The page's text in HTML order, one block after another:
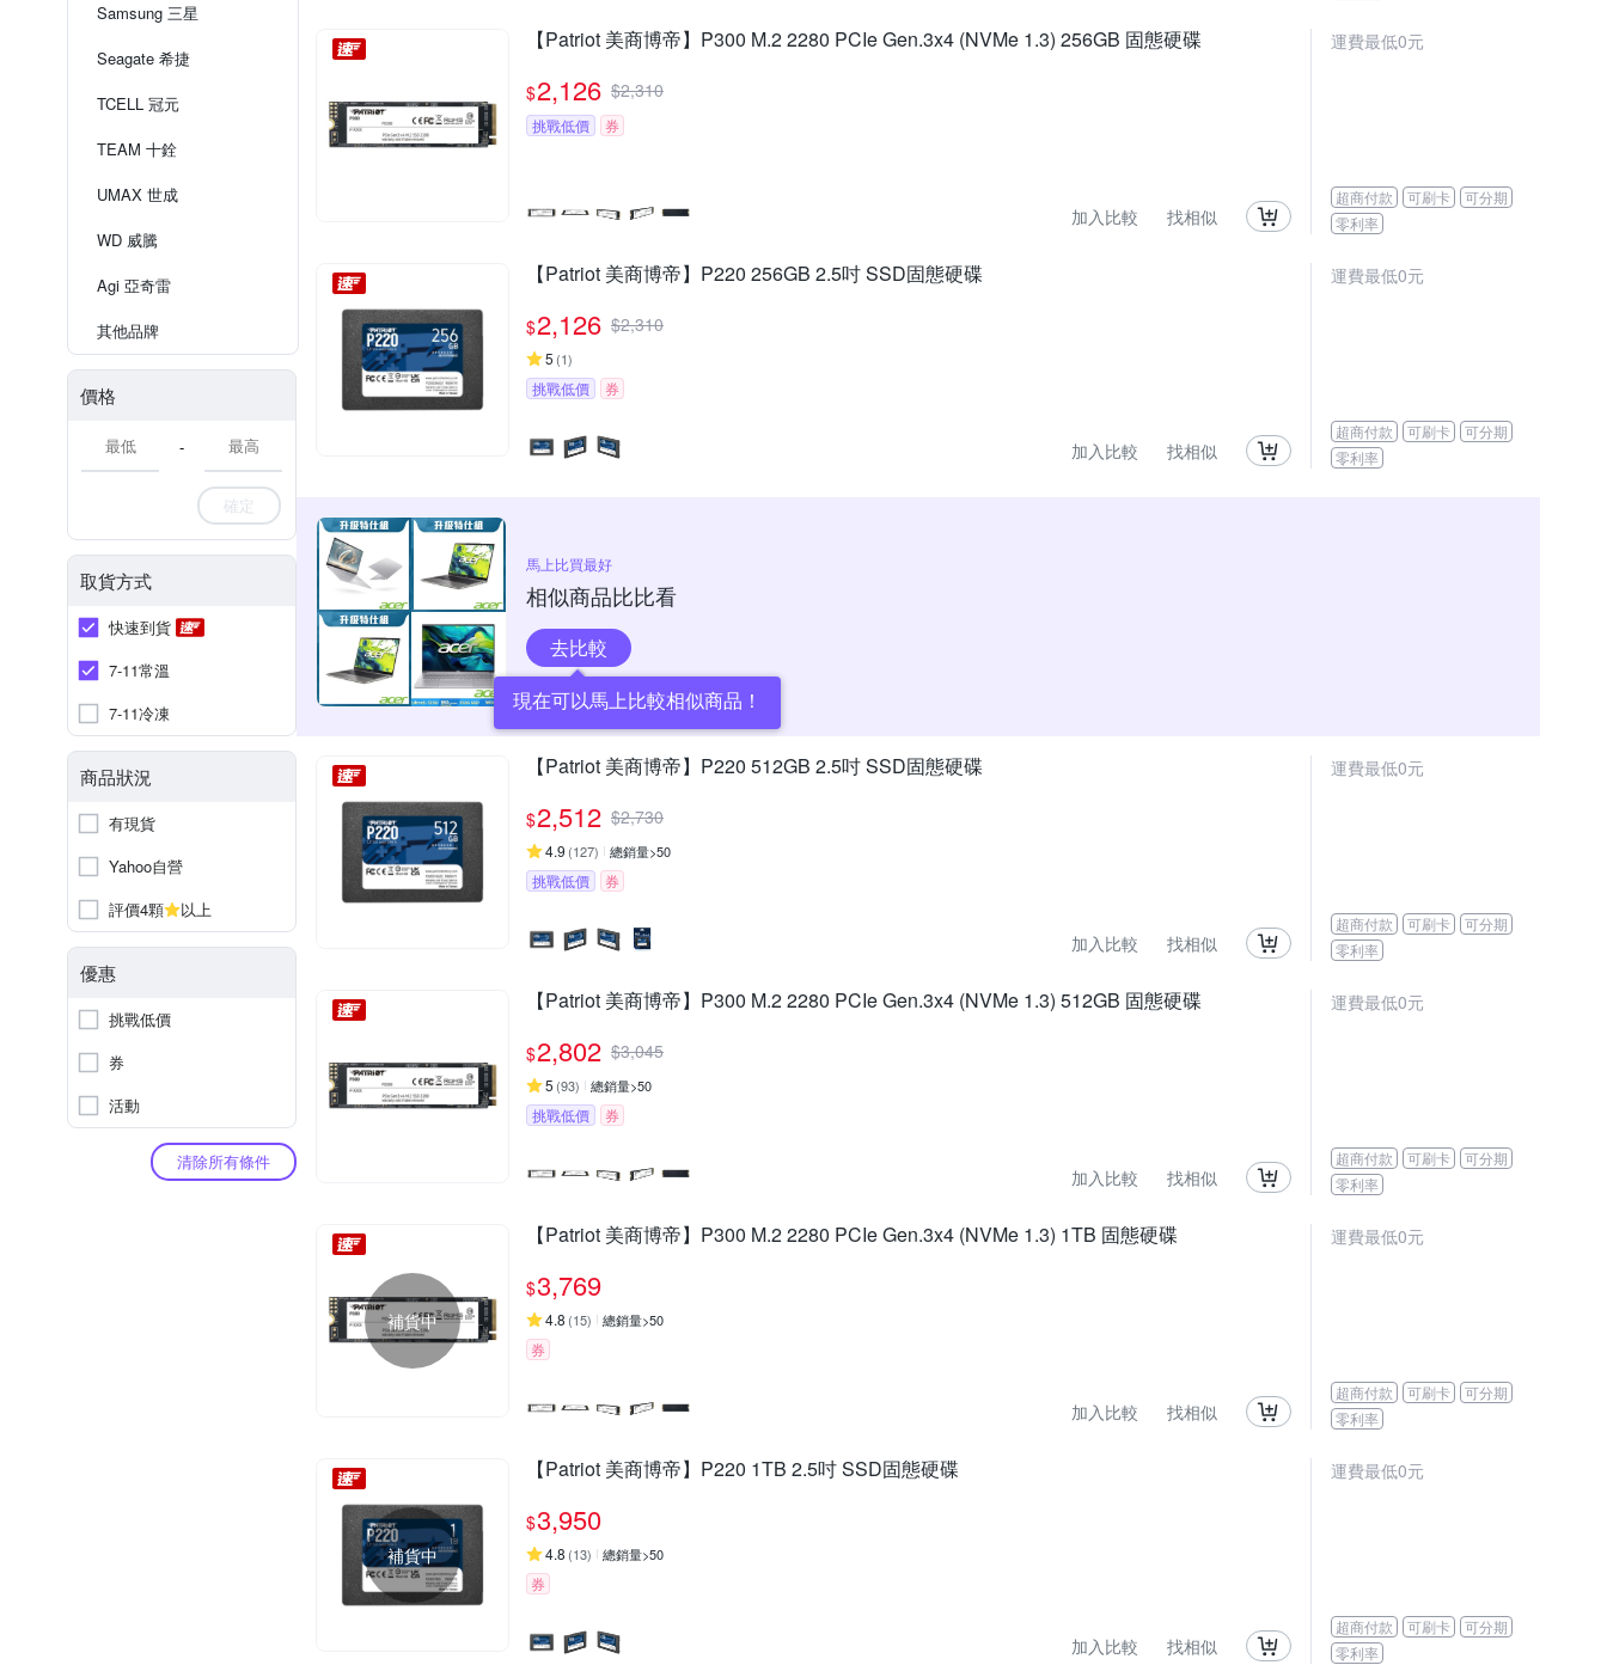
Samsung 三星
Seagate 希捷
TCELL 冠元
TEAM 十銓
UMAX 世成
WD 威騰
Agi 亞奇雷
其他品牌
價格
-
確定
取貨方式
快速到貨
7-11常溫
7-11冷凍
商品狀況
有現貨
Yahoo自營
評價4顆
以上
優惠
挑戰低價
券
活動
清除所有條件
【Patriot 美商博帝】P300 M.2 2280 PCIe Gen.3x4 (NVMe 1.3) 256GB 固態硬碟
$2,126 $2,310
挑戰低價 券
加入比較 找相似
運費最低0元
超商付款 可刷卡
可分期
零利率
【Patriot 美商博帝】P220 256GB 2.5吋 SSD固態硬碟
$2,126 $2,310
5 (1)
挑戰低價 券
加入比較 找相似
運費最低0元
超商付款 可刷卡
可分期
零利率
馬上比買最好
相似商品比比看
去比較
現在可以馬上比較相似商品！
【Patriot 美商博帝】P220 512GB 2.5吋 SSD固態硬碟
$2,512 $2,730
4.9 (127) 總銷量>50
挑戰低價 券
加入比較 找相似
運費最低0元
超商付款 可刷卡
可分期
零利率
【Patriot 美商博帝】P300 M.2 2280 PCIe Gen.3x4 (NVMe 1.3) 512GB 固態硬碟
$2,802 $3,045
5 (93) 總銷量>50
挑戰低價 券
加入比較 找相似
運費最低0元
超商付款 可刷卡
可分期
零利率
補貨中
【Patriot 美商博帝】P300 M.2 2280 PCIe Gen.3x4 (NVMe 1.3) 1TB 固態硬碟
$3,769
4.8 (15) 總銷量>50
券
加入比較 找相似
運費最低0元
超商付款 可刷卡
可分期
零利率
補貨中
【Patriot 美商博帝】P220 1TB 2.5吋 SSD固態硬碟
$3,950
4.8 (13) 總銷量>50
券
加入比較 找相似
運費最低0元
超商付款 可刷卡
可分期
零利率